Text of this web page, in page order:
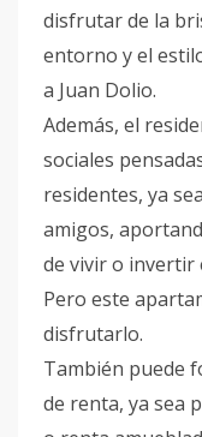
disfrutar de la
entorno y el
a Juan Dolio.
Además, el
sociales
residentes, ya
amigos,
de vivir o invertir
Pero este
disfrutarlo.
También puede
de renta, ya sea